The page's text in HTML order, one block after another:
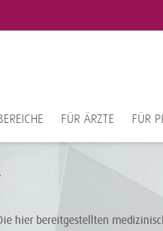
FÜR ÄRZTE FÜR
hier bereitgestellten